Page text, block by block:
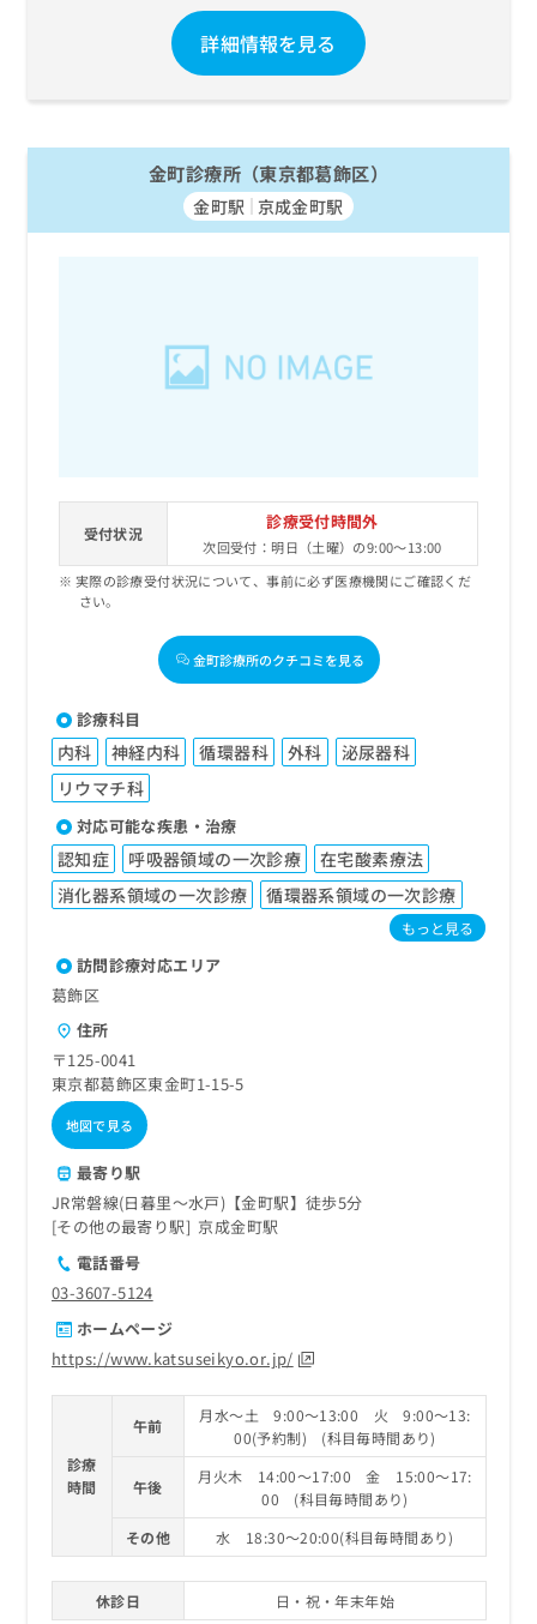
詳細情報を見る
金町診療所（東京都葛飾区）
金町駅 京成金町駅
受付状況
診療受付時間外
次回受付：明日（土曜）の9:00～13:00
実際の診療受付状況について、事前に必ず医療機関にご確認くだ
さい。
金町診療所のクチコミを見る
診療科目
内科 神経内科 循環器科 外科
泌尿器科
リウマチ科
対応可能な疾患・治療
認知症 呼吸器領域の一次診療
在宅酸素療法
消化器系領域の一次診療
循環器系領域の一次診療
もっと見る
訪問診療対応エリア
葛飾区
住所
〒125-0041
東京都葛飾区東金町1-15-5
地図で見る
最寄り駅
JR常磐線(日暮里～水戸)【金町駅】徒歩5分
その他の最寄り駅
京成金町駅
電話番号
03-3607-5124
ホームページ
https://www.katsuseikyo.or.jp/
診療
時間
午前
月水～土 9:00～13:00 火 9:00～13:
00(予約制) (科目毎時間あり)
午後
月火木 14:00～17:00 金 15:00～17:
00 (科目毎時間あり)
その他
水 18:30～20:00(科目毎時間あり)
休診日 日・祝・年末年始